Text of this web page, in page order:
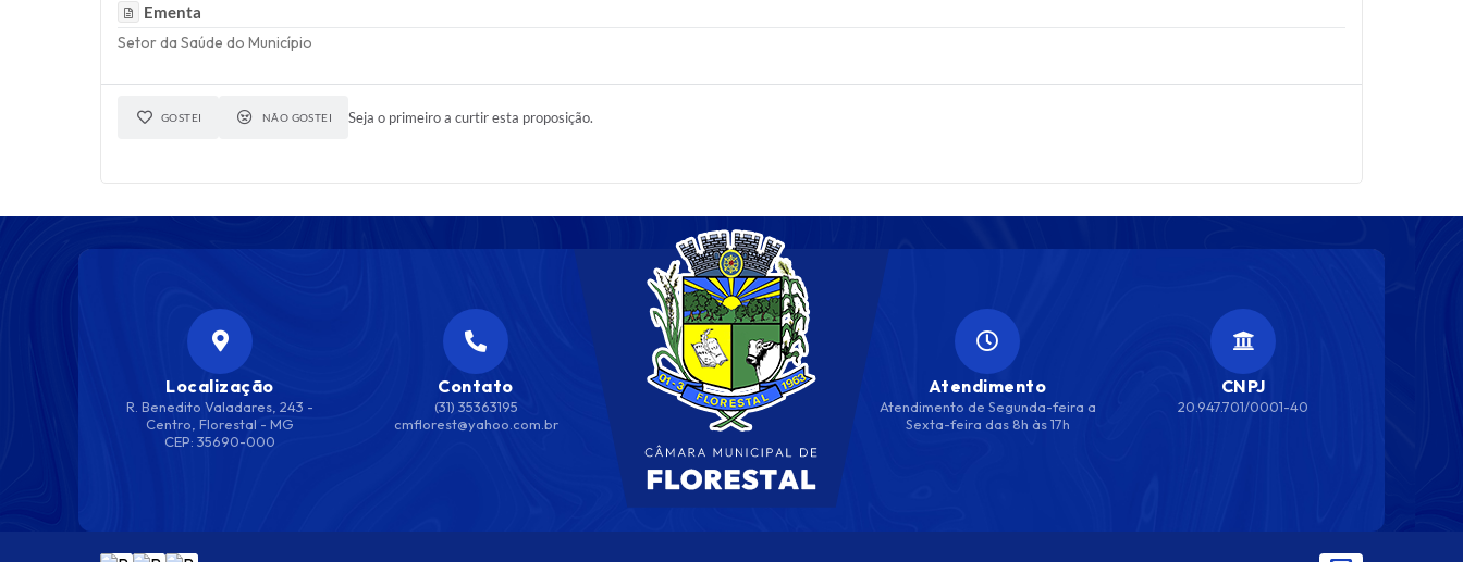
Ementa
Setor da Saúde do Município
GOSTEI NÃO GOSTEI Seja o primeiro a curtir esta proposição.
Localização
R. Benedito Valadares, 243 -
Centro, Florestal - MG
CEP: 35690-000
Contato
(31) 35363195
cmflorest@yahoo.com.br
Atendimento
Atendimento de Segunda-feira a
Sexta-feira das 8h às 17h
CNPJ
20.947.701/0001-40